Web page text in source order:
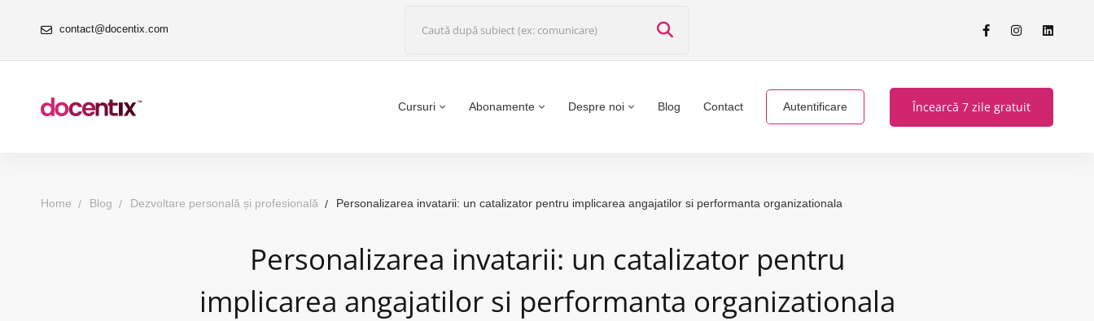
contact@docentix.com
Cursuri Abonamente Despre noi Blog Contact Autentificare Încearcă 7 zile gratuit
Home Blog Dezvoltare personală și profesională Personalizarea invatarii: un catalizator pentru implicarea angajatilor si performanta organizationala
Personalizarea invatarii: un catalizator pentru
implicarea angajatilor si performanta organizationala